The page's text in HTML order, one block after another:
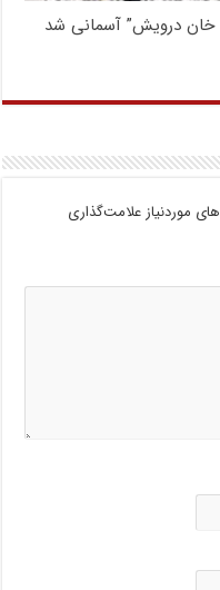
خان درویش” آسمانی شد
موردنیاز علامت‌گذاری